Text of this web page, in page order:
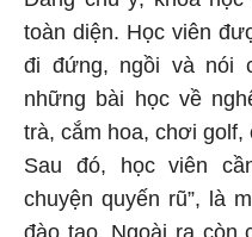
toàn diện. Học viên
đi đứng, ngồi và nói
những bài học về
trà, cắm hoa, chơi
Sau đó, học viên
chuyện quyến rũ”, là
đào tạo. Ngoài ra còn